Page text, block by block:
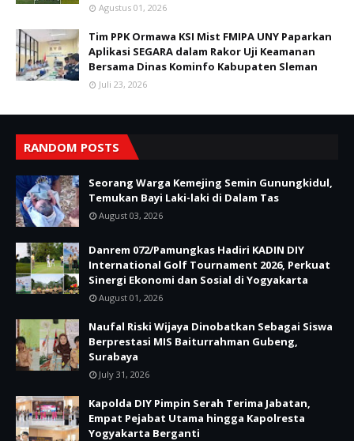
Agustus 01, 2026
Tim PPK Ormawa KSI Mist FMIPA UNY Paparkan
Aplikasi SEGARA dalam Rakor Uji Keamanan
Bersama Dinas Kominfo Kabupaten Sleman
Juli 23, 2026
RANDOM POSTS
Seorang Warga Kemejing Semin Gunungkidul,
Temukan Bayi Laki-laki di Dalam Tas
August 03, 2026
Danrem 072/Pamungkas Hadiri KADIN DIY
International Golf Tournament 2026, Perkuat
Sinergi Ekonomi dan Sosial di Yogyakarta
August 01, 2026
Naufal Riski Wijaya Dinobatkan Sebagai Siswa
Berprestasi MIS Baiturrahman Gubeng,
Surabaya
July 31, 2026
Kapolda DIY Pimpin Serah Terima Jabatan,
Empat Pejabat Utama hingga Kapolresta
Yogyakarta Berganti